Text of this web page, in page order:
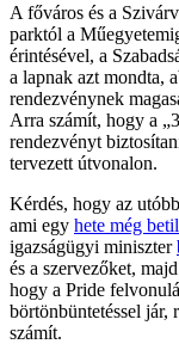
A főváros és a
parktól a
érintésével, a
a lapnak azt mondta,
rendezvénynek
Arra számít, hogy a
rendezvényt
tervezett útvonalon.
Kérdés, hogy az
ami egy hete még
igazságügyi miniszter
és a szervezőket, majd
hogy a Pride
börtönbüntetéssel jár,
számít.